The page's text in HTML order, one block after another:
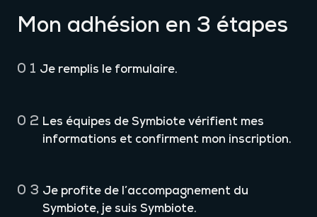
Mon adhésion en 3 étapes
01 Je remplis le formulaire.
02 Les équipes de Symbiote vérifient mes
informations et confirment mon inscription.
03 Je profite de l’accompagnement du
Symbiote, je suis Symbiote.